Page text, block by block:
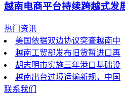
越南电商平台持续跨越式发
热门资讯
美国依据双边协议突查越南中
越南工贸部发布旧货暂进口再
胡志明市实施三年港口基础设
越南出台过境运输新规，中国
联系我们